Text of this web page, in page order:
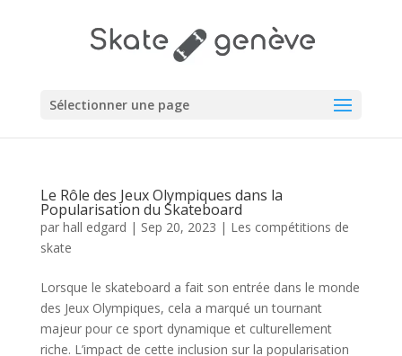
Sélectionner une page
Le Rôle des Jeux Olympiques dans la
Popularisation du Skateboard
par hall edgard | Sep 20, 2023 | Les compétitions de
skate
Lorsque le skateboard a fait son entrée dans le monde
des Jeux Olympiques, cela a marqué un tournant
majeur pour ce sport dynamique et culturellement
riche. L’impact de cette inclusion sur la popularisation